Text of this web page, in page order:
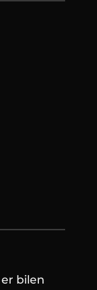
bilen